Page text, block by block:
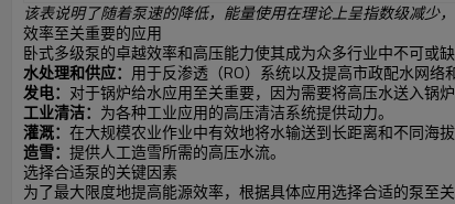
该表说明了随着泵速的降低，能量使用在理论上呈指数级减少，
效率至关重要的应用
卧式多级泵的卓越效率和高压能力使其成为众多行业中不可或缺
水处理和供应： 用于反渗透（RO）系统以及提高市政配水网络
发电： 对于锅炉给水应用至关重要，因为需要将高压水送入锅炉
工业清洁： 为各种工业应用的高压清洁系统提供动力。
灌溉： 在大规模农业作业中有效地将水输送到长距离和不同海拔
造雪： 提供人工造雪所需的高压水流。
选择合适泵的关键因素
为了最大限度地提高能源效率，根据具体应用选择合适的泵至